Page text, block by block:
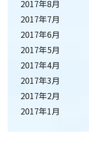
2017年8月
2017年7月
2017年6月
2017年5月
2017年4月
2017年3月
2017年2月
2017年1月